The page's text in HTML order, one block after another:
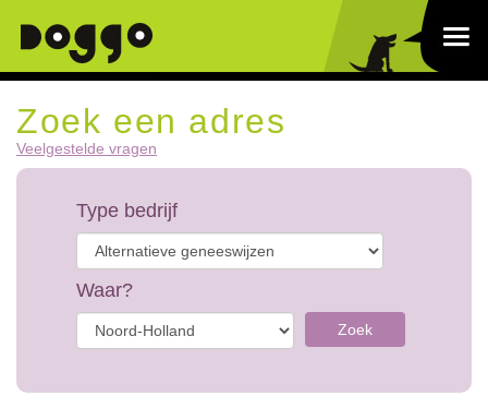
Zoek een adres
Veelgestelde vragen
Type bedrijf
Waar?
Zoek